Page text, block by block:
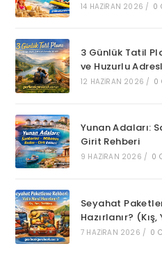
14 HAZIRAN 2026 / 0
3 Günlük Tatil
ve Huzurlu
12 HAZIRAN 2026 / 0
Yunan Adaları:
Girit Rehberi
9 HAZIRAN 2026 / 0
Seyahat
Hazırlanır?
7 HAZIRAN 2026 / 0